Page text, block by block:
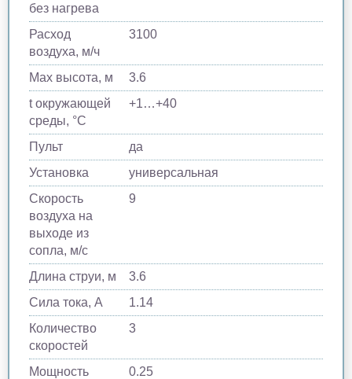
без нагрева
Расход
воздуха, м/ч
3100
Max высота, м
3.6
t окружающей
среды, °C
+1…+40
Пульт
да
Установка
универсальная
Скорость
воздуха на
выходе из
сопла, м/с
9
Длина струи, м
3.6
Сила тока, A
1.14
Количество
скоростей
3
Мощность
0.25